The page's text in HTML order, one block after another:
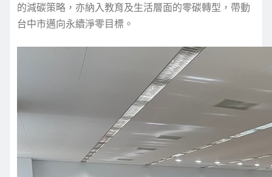
的減碳策略，亦納入教育及生活層面的零碳轉型，帶動
台中市邁向永續淨零目標。